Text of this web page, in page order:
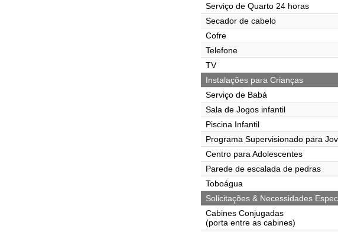
Serviço de Quarto 24 horas
Secador de cabelo
Cofre
Telefone
TV
Instalações para Crianças
Serviço de Babá
Sala de Jogos infantil
Piscina Infantil
Programa Supervisionado para
Centro para Adolescentes
Parede de escalada de pedras
Toboágua
Solicitações & Necessidades
Cabines Conjugadas
(porta entre as cabines)